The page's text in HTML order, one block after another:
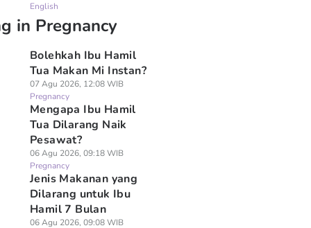
English
in Pregnancy
Bolehkah Ibu Hamil
Tua Makan Mi Instan?
07 Agu 2026, 12:08 WIB
Pregnancy
Mengapa Ibu Hamil
Tua Dilarang Naik
Pesawat?
06 Agu 2026, 09:18 WIB
Pregnancy
Jenis Makanan yang
Dilarang untuk Ibu
Hamil 7 Bulan
06 Agu 2026, 09:08 WIB